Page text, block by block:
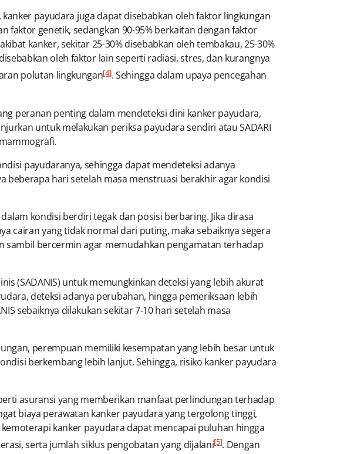
payudara juga dapat disebabkan oleh faktor lingkungan
faktor genetik, sedangkan 90-95% berkaitan dengan faktor
kanker, sekitar 25-30% disebabkan oleh tembakau, 25-30%
oleh faktor lain seperti radiasi, stres, dan kurangnya
polutan lingkungan[4]. Sehingga dalam upaya pencegahan
peranan penting dalam mendeteksi dini kanker payudara,
untuk melakukan periksa payudara sendiri atau SADARI
payudaranya, sehingga dapat mendeteksi adanya
beberapa hari setelah masa menstruasi berakhir agar kondisi
kondisi berdiri tegak dan posisi berbaring. Jika dirasa
cairan yang tidak normal dari puting, maka sebaiknya segera
sambil bercermin agar memudahkan pengamatan terhadap
(SADANIS) untuk memungkinkan deteksi yang lebih akurat
deteksi adanya perubahan, hingga pemeriksaan lebih
sebaiknya dilakukan sekitar 7-10 hari setelah masa
perempuan memiliki kesempatan yang lebih besar untuk
berkembang lebih lanjut. Sehingga, risiko kanker payudara
asuransi yang memberikan manfaat perlindungan terhadap
biaya perawatan kanker payudara yang tergolong tinggi,
kanker payudara dapat mencapai puluhan hingga
serta jumlah siklus pengobatan yang dijalani[5]. Dengan